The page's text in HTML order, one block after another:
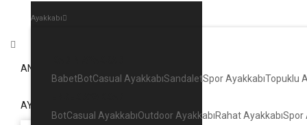
Ayakkabı
BabetBotCasual AyakkabıSandaletSpor AyakkabıTopuklu
BotCasual AyakkabıOutdoor AyakkabıRahat AyakkabıSpor
ANA SAYFA
AYAKKABI